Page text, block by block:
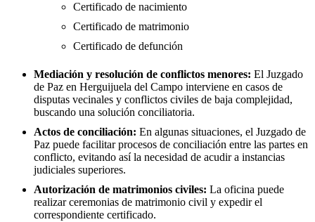
Certificado de nacimiento
Certificado de matrimonio
Certificado de defunción
Mediación y resolución de conflictos menores: El Juzgado
de Paz en Herguijuela del Campo interviene en casos de
disputas vecinales y conflictos civiles de baja complejidad,
buscando una solución conciliatoria.
Actos de conciliación: En algunas situaciones, el Juzgado de
Paz puede facilitar procesos de conciliación entre las partes en
conflicto, evitando así la necesidad de acudir a instancias
judiciales superiores.
Autorización de matrimonios civiles: La oficina puede
realizar ceremonias de matrimonio civil y expedir el
correspondiente certificado.